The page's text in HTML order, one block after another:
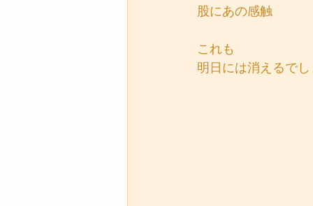
股にあの感触
これも
明日には消えるでし